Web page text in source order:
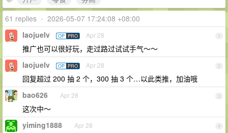
61 replies • 2026-05-07 17:24:08 +08:00
1
laojuelv OP PRO Apr 28
推广也可以很好玩，走过路过试试手气～～
2
laojuelv OP PRO Apr 28
回复超过 200 抽 2 个，300 抽 3 个…以此类推，加油哦
3
bao626 Apr 28
这次中～
4
yiming1888 Apr 28